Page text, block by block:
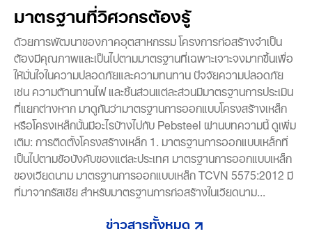
มาตรฐานที่วิศวกรต้องรู้
ด้วยการพัฒนาของภาคอุตสาหกรรม โครงการก่อสร้างจำเป็น
ต้องมีคุณภาพและเป็นไปตามมาตรฐานที่เฉพาะเจาะจงมากขึ้นเพื่อ
ให้มั่นใจในความปลอดภัยและความทนทาน ปัจจัยความปลอดภัย
เช่น ความต้านทานไฟ และชิ้นส่วนแต่ละส่วนมีมาตรฐานการประเมิน
ที่แยกต่างหาก มาดูกันว่ามาตรฐานการออกแบบโครงสร้างเหล็ก
หรือโครงเหล็กนั้นมีอะไรบ้างไปกับ Pebsteel ผ่านบทความนี้ ดูเพิ่ม
เติม: การติดตั้งโครงสร้างเหล็ก 1. มาตรฐานการออกแบบเหล็กที่
เป็นไปตามข้อบังคับของแต่ละประเทศ มาตรฐานการออกแบบเหล็ก
ของเวียดนาม มาตรฐานการออกแบบเหล็ก TCVN 5575:2012 มี
ที่มาจากรัสเซีย สำหรับมาตรฐานการก่อสร้างในเวียดนาม...
ข่าวสารทั้งหมด